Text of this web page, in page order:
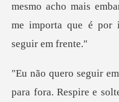
mo acho mais
me importa
Respire e